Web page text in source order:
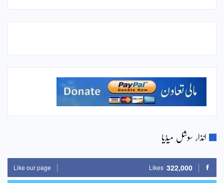
انذار سوشل میڈیا
322,000
Likes
Like our page